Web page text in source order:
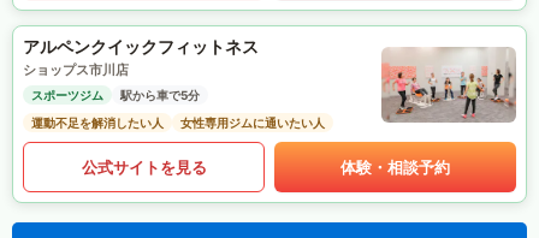
アルペンクイックフィットネス
ショップス市川店
スポーツジム
駅から車で5分
運動不足を解消したい人
女性専用ジムに通いたい人
公式サイトを見る 体験・相談予約